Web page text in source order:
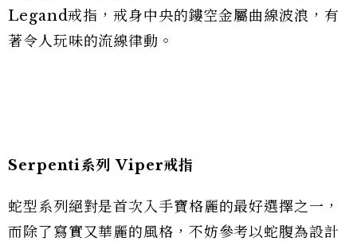
Legand戒指，戒身中央的鏤空金屬曲線波浪，有
著令人玩味的流線律動。
Serpenti系列 Viper戒指
蛇型系列絕對是首次入手寶格麗的最好選擇之一，
而除了寫實又華麗的風格，不妨參考以蛇腹為設計